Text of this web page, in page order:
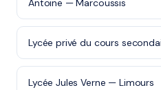
Antoine — Marcoussis
Lycée privé du cours
Lycée Jules Verne — Limours